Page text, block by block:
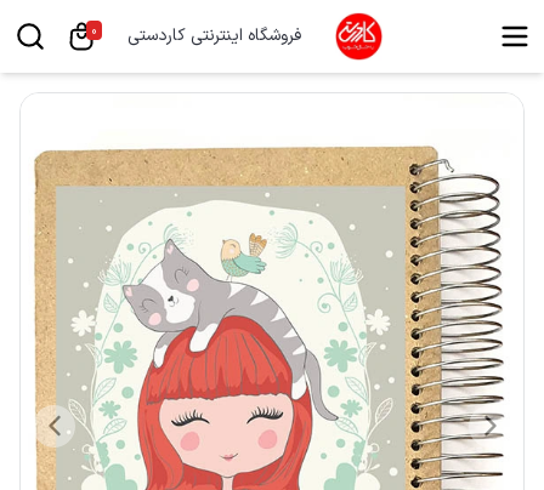
فروشگاه اینترنتی کاردستی 0